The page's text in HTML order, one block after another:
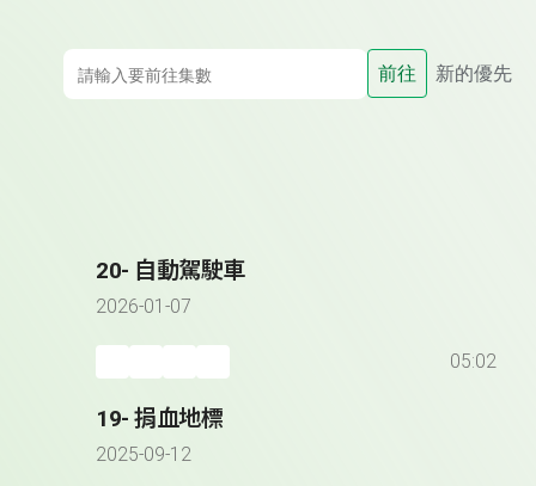
前往 新的優先
20- 自動駕駛車
2026-01-07
05:02
19- 捐血地標
2025-09-12